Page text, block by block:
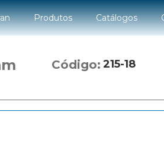
Produtos Catálogos
Código: 215-18